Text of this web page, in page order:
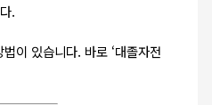
.
이 있습니다. 바로 ‘대졸자전